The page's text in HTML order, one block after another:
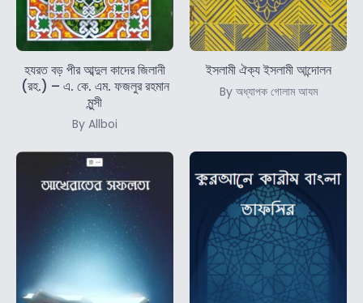
হযরত বড় পীর আব্দুল কাদের জিলানী
(রহ.) – এ. কে. এম. ফজলুর রহমান
মুন্সী
By Allboi
ইসলামী ঐক্য ইসলামী আন্দোলন
By অধ্যাপক গোলাম আযম